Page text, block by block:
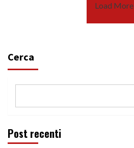
Load More
Cerca
Post recenti